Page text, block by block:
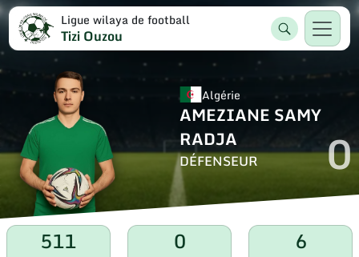
Ligue wilaya de football
Tizi Ouzou
Algérie
AMEZIANE SAMY
RADJA
DÉFENSEUR 0
511 0 6